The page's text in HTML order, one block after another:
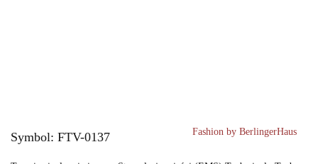
Symbol: FTV-0137 Fashion by BerlingerHaus